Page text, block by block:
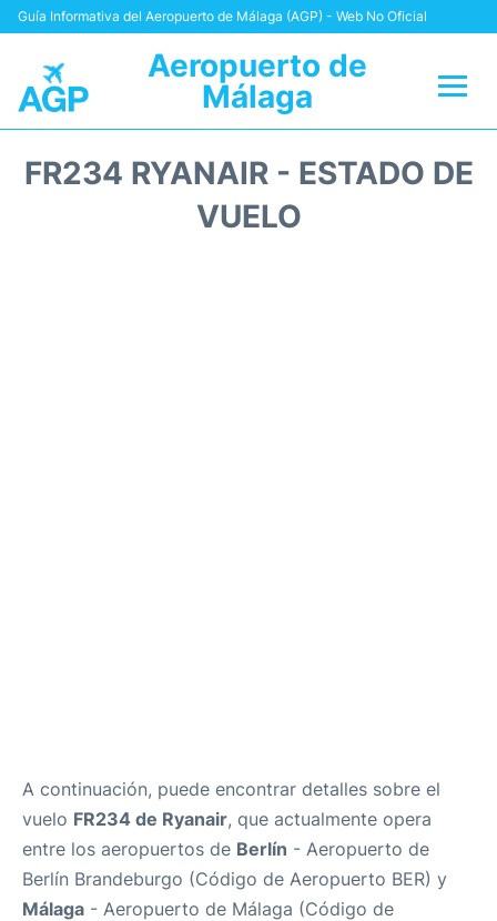
Guía Informativa del Aeropuerto de Málaga (AGP) - Web No Oficial
Aeropuerto de
Málaga
FR234 RYANAIR - ESTADO DE
VUELO
A continuación, puede encontrar detalles sobre el
vuelo FR234 de Ryanair, que actualmente opera
entre los aeropuertos de Berlín - Aeropuerto de
Berlín Brandeburgo (Código de Aeropuerto BER) y
Málaga - Aeropuerto de Málaga (Código de